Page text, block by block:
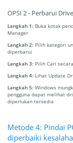
OPSI 2 - Perbarui
Langkah 1: Buka kotak
Manager
Langkah 2: Pilih kategori
diperbarui
Langkah 3: Pilih Cari
Langkah 4: Lihat Update
Langkah 5: Windows
pengguna dapat melihat
diperlukan tersedia
Metode 4: Pindai
diperbaiki